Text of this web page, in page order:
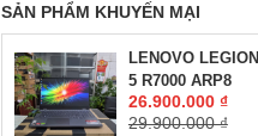
SẢN PHẨM KHUYẾN MẠI
LENOVO LEGION
5 R7000 ARP8
RYZEN 7-7735H
RAM 16GG SSD
26.900.000 ₫
29.900.000 ₫